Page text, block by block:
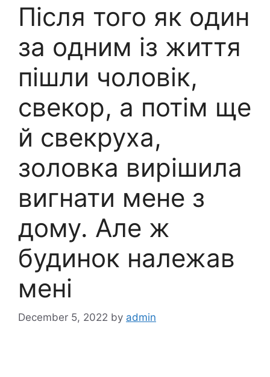
Після того як один
за одним із життя
пішли чоловік,
свекор, а потім ще
й свекруха,
золовка вирішила
вигнати мене з
дому. Але ж
будинок належав
мені
December 5, 2022 by admin